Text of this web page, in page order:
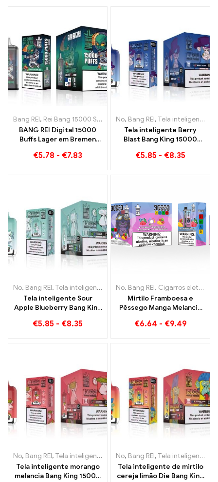
Bang REI, Rei Bang 15000 Sopros ,Cigarro eletrônico descartável
BANG REI Digital 15000
Buffs Lager em Bremen
€5.78 - €7.83
No, Bang REI, Tela inteligente Bang King 15000 Sopro
Tela inteligente Berry
Blast Bang King 15000
descartável de nova
€5.85 - €8.35
No, Bang REI, Tela inteligente Bang King 15000 Sopro ,Cigarros
Tela inteligente Sour
Apple Blueberry Bang King
experiência vaping
€5.85 - €8.35
No, Bang REI, Cigarros eletrônicos descartáveis ​​Lituânia
Mirtilo Framboesa e
Pêssego Manga Melancia
Puffs E-CIGARROS
€6.64 - €9.49
No, Bang REI, Tela inteligente Bang King 15000 Sopro ,Cigarros
Tela inteligente morango
melancia Bang King 15000
No, Bang REI, Tela inteligente Bang King 15000 Sopro
Tela inteligente de mirtilo
cereja limão Die Bang King